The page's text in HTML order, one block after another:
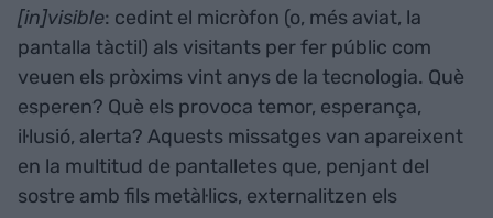
[in]visible: cedint el micròfon (o, més aviat, la
pantalla tàctil) als visitants per fer públic com
veuen els pròxims vint anys de la tecnologia. Què
esperen? Què els provoca temor, esperança,
il·lusió, alerta? Aquests missatges van apareixent
en la multitud de pantalletes que, penjant del
sostre amb fils metàl·lics, externalitzen els